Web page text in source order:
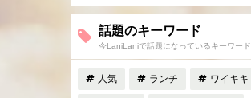
話題のキーワード
今LaniLaniで話題になっているキーワード
人気 ランチ ワイキキ